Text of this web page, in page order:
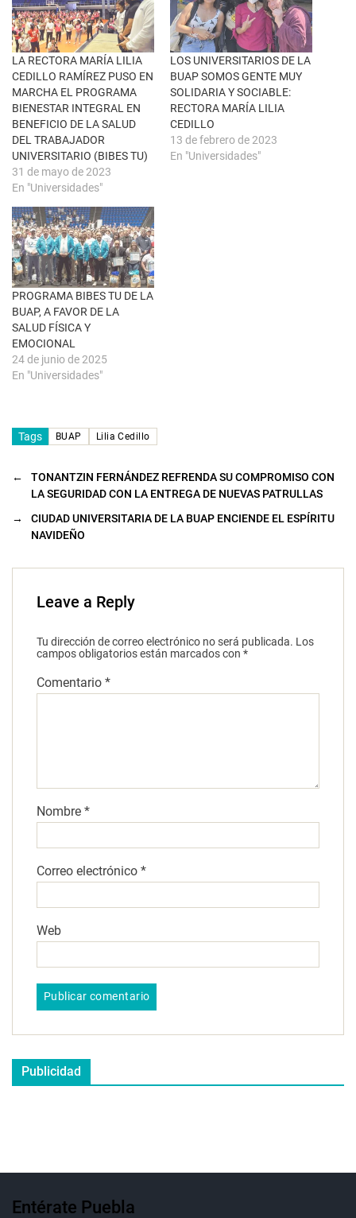
u
n
a
v
e
n
t
a
n
a
n
u
e
v
a
)
c
e
b
o
o
k
(
S
e
a
b
r
e
e
n
u
n
a
v
e
n
t
a
n
a
n
u
e
v
a
)
LA RECTORA MARÍA LILIA
CEDILLO RAMÍREZ PUSO EN
MARCHA EL PROGRAMA
BIENESTAR INTEGRAL EN
BENEFICIO DE LA SALUD
DEL TRABAJADOR
UNIVERSITARIO (BIBES TU)
31 de mayo de 2023
En "Universidades"
LOS UNIVERSITARIOS DE LA
BUAP SOMOS GENTE MUY
SOLIDARIA Y SOCIABLE:
RECTORA MARÍA LILIA
CEDILLO
13 de febrero de 2023
En "Universidades"
PROGRAMA BIBES TU DE LA
BUAP, A FAVOR DE LA
SALUD FÍSICA Y
EMOCIONAL
24 de junio de 2025
En "Universidades"
Tags BUAP Lilia Cedillo
←
TONANTZIN FERNÁNDEZ REFRENDA SU COMPROMISO CON
LA SEGURIDAD CON LA ENTREGA DE NUEVAS PATRULLAS
→
CIUDAD UNIVERSITARIA DE LA BUAP ENCIENDE EL ESPÍRITU
NAVIDEÑO
Leave a Reply
Tu dirección de correo electrónico no será publicada. Los
campos obligatorios están marcados con *
Comentario *
Nombre *
Correo electrónico *
Web
Publicidad
Entérate Puebla